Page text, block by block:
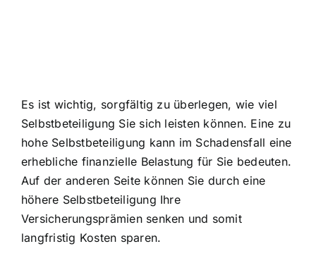
Es ist wichtig, sorgfältig zu überlegen, wie viel
Selbstbeteiligung Sie sich leisten können. Eine zu
hohe Selbstbeteiligung kann im Schadensfall eine
erhebliche finanzielle Belastung für Sie bedeuten.
Auf der anderen Seite können Sie durch eine
höhere Selbstbeteiligung Ihre
Versicherungsprämien senken und somit
langfristig Kosten sparen.